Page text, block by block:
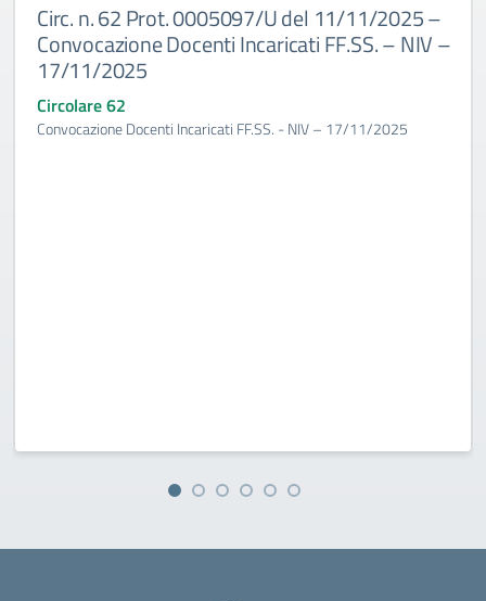
Circ. n. 62 Prot. 0005097/U del 11/11/2025 –
Convocazione Docenti Incaricati FF.SS. – NIV –
17/11/2025
Circolare 62
Convocazione Docenti Incaricati FF.SS. - NIV – 17/11/2025